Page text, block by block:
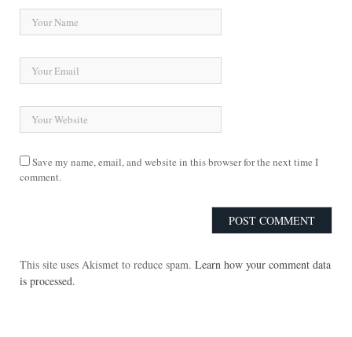
Save my name, email, and website in this browser for the next time I
comment.
This site uses Akismet to reduce spam. Learn how your comment data
is processed.